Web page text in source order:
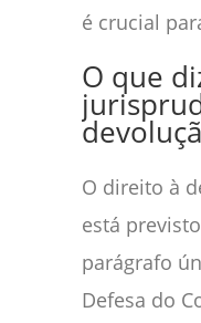
é crucial
O que
O direito à
está
parágrafo
Defesa do